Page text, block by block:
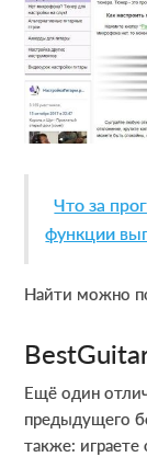
Что за
функции
Найти можно
Ещё один
предыдущего
также: